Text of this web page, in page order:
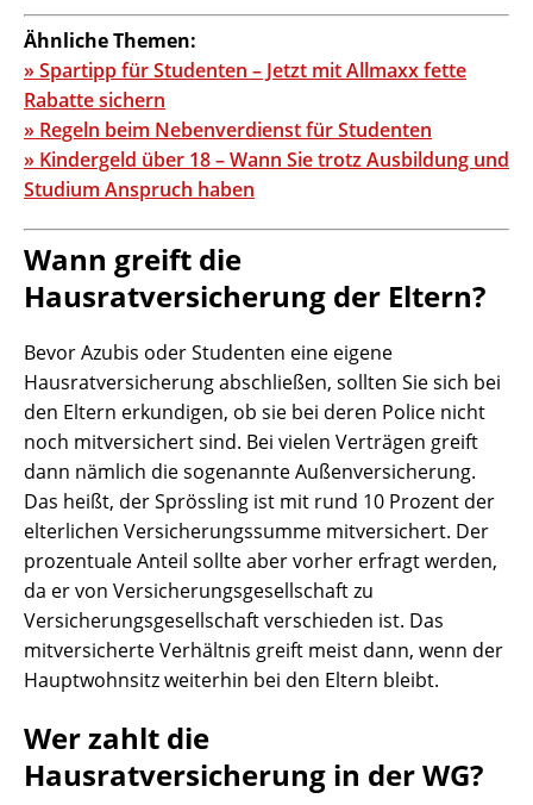
Ähnliche Themen:
» Spartipp für Studenten – Jetzt mit Allmaxx fette
Rabatte sichern
» Regeln beim Nebenverdienst für Studenten
» Kindergeld über 18 – Wann Sie trotz Ausbildung und
Studium Anspruch haben
Wann greift die
Hausratversicherung der Eltern?
Bevor Azubis oder Studenten eine eigene
Hausratversicherung abschließen, sollten Sie sich bei
den Eltern erkundigen, ob sie bei deren Police nicht
noch mitversichert sind. Bei vielen Verträgen greift
dann nämlich die sogenannte Außenversicherung.
Das heißt, der Sprössling ist mit rund 10 Prozent der
elterlichen Versicherungssumme mitversichert. Der
prozentuale Anteil sollte aber vorher erfragt werden,
da er von Versicherungsgesellschaft zu
Versicherungsgesellschaft verschieden ist. Das
mitversicherte Verhältnis greift meist dann, wenn der
Hauptwohnsitz weiterhin bei den Eltern bleibt.
Wer zahlt die
Hausratversicherung in der WG?